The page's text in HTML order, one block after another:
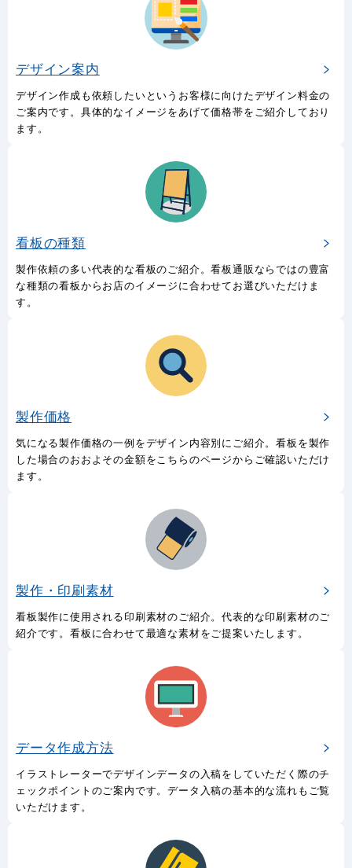
デザイン案内
デザイン作成も依頼したいというお客様に向けたデザイン料金の
ご案内です。具体的なイメージをあげて価格帯をご紹介しており
ます。
看板の種類
製作依頼の多い代表的な看板のご紹介。看板通販ならではの豊富
な種類の看板からお店のイメージに合わせてお選びいただけま
す。
製作価格
気になる製作価格の一例をデザイン内容別にご紹介。看板を製作
した場合のおおよその金額をこちらのページからご確認いただけ
ます。
製作・印刷素材
看板製作に使用される印刷素材のご紹介。代表的な印刷素材のご
紹介です。看板に合わせて最適な素材をご提案いたします。
データ作成方法
イラストレーターでデザインデータの入稿をしていただく際のチ
ェックポイントのご案内です。データ入稿の基本的な流れもご覧
いただけます。